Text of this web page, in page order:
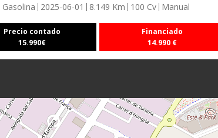
Gasolina 2025-06-01 8.149 Km 100 Cv Manual
Precio contado
15.990€
Financiado
14.990 €